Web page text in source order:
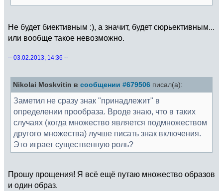
Не будет биективным :), а значит, будет сюрьективным...
или вообще такое невозможно.
-- 03.02.2013, 14:36 --
Nikolai Moskvitin в сообщении #679506 писал(а):
Заметил не сразу знак "принадлежит" в
определении прообраза. Вроде знаю, что в таких
случаях (когда множество является подмножеством
другого множества) лучше писать знак включения.
Это играет существенную роль?
Прошу прощения! Я всё ещё путаю множество образов
и один образ.